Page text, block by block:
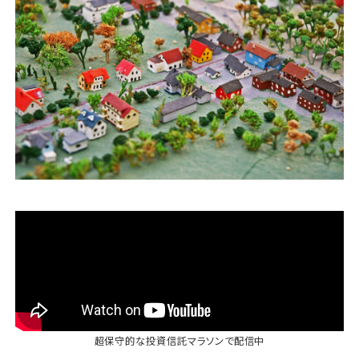
関連書籍
メールマガジン登録
よくある質問
超保守的な投資信託マラソンで配信中